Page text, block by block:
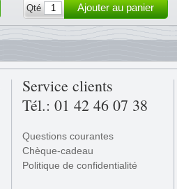
Qté
Ajouter au panier
Service clients
Tél.: 01 42 46 07 38
Questions courantes
Chèque-cadeau
Politique de confidentialité